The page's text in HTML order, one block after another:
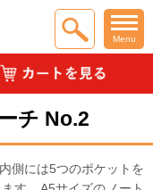
Menu
チ No.2
側には5つのポケットを